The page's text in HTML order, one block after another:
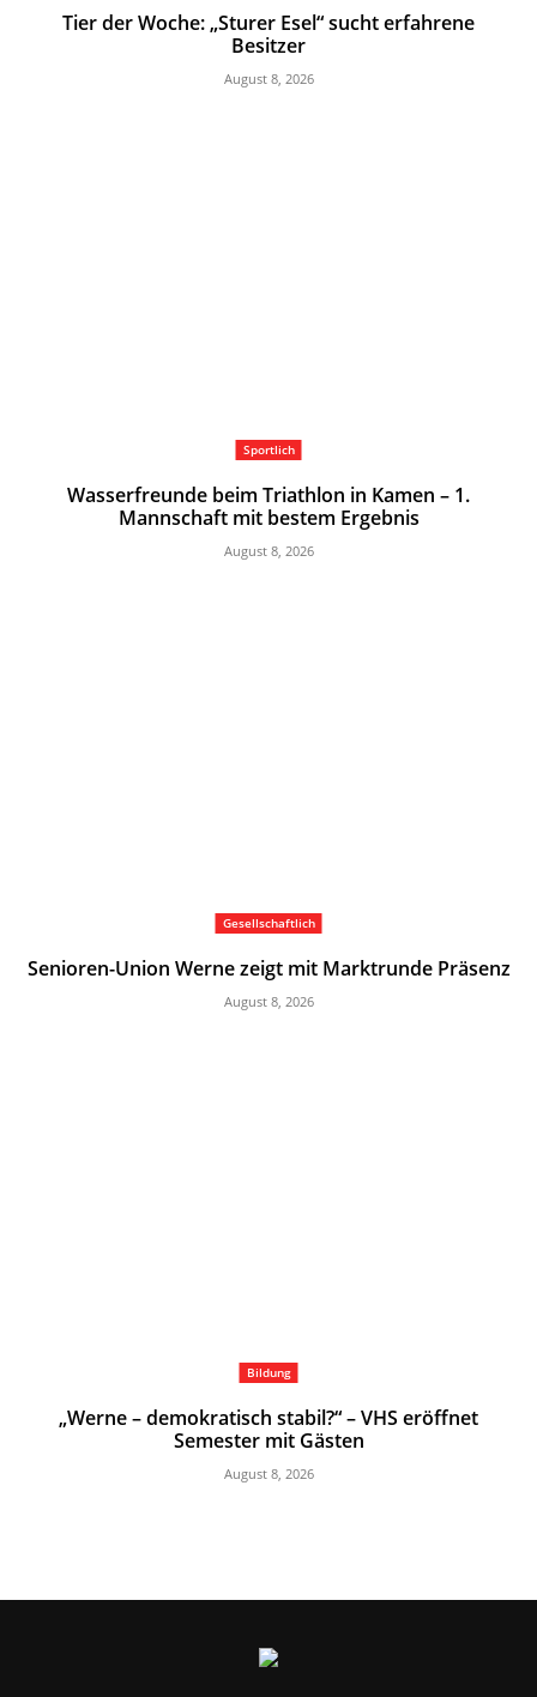
Tier der Woche: „Sturer Esel“ sucht erfahrene
Besitzer
August 8, 2026
Sportlich
Wasserfreunde beim Triathlon in Kamen – 1.
Mannschaft mit bestem Ergebnis
August 8, 2026
Gesellschaftlich
Senioren-Union Werne zeigt mit Marktrunde Präsenz
August 8, 2026
Bildung
„Werne – demokratisch stabil?“ – VHS eröffnet
Semester mit Gästen
August 8, 2026